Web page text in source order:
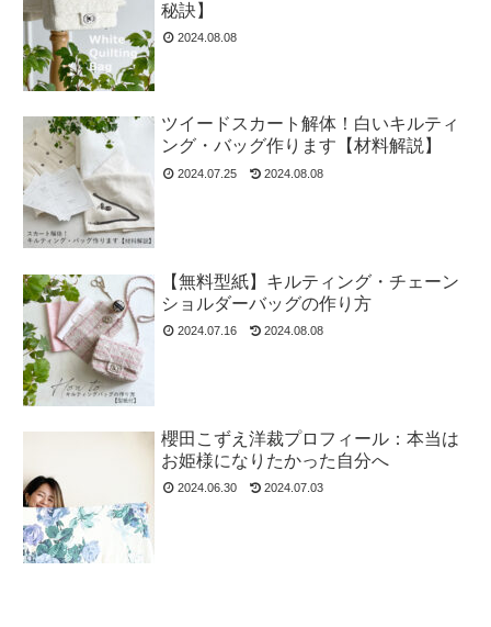
秘訣】
2024.08.08
ツイードスカート解体！白いキルティ
ング・バッグ作ります【材料解説】
2024.07.25 2024.08.08
【無料型紙】キルティング・チェーン
ショルダーバッグの作り方
2024.07.16 2024.08.08
櫻田こずえ洋裁プロフィール：本当は
お姫様になりたかった自分へ
2024.06.30 2024.07.03